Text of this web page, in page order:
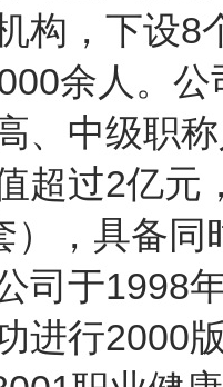
构，下设8
余人。
、中级职
超过2亿元
），具备
司于1998
进行2000